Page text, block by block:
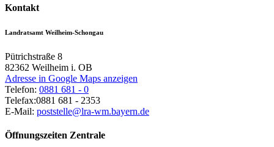
Kontakt
Landratsamt Weilheim-Schongau
Pütrichstraße 8
82362 Weilheim i. OB
Adresse in Google Maps anzeigen
Telefon: 0881 681 - 0
Telefax:0881 681 - 2353
E-Mail: poststelle@lra-wm.bayern.de
Öffnungszeiten Zentrale